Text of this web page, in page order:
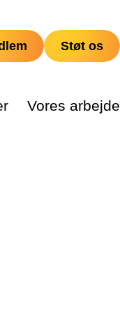
Støt os
Vores arbejde